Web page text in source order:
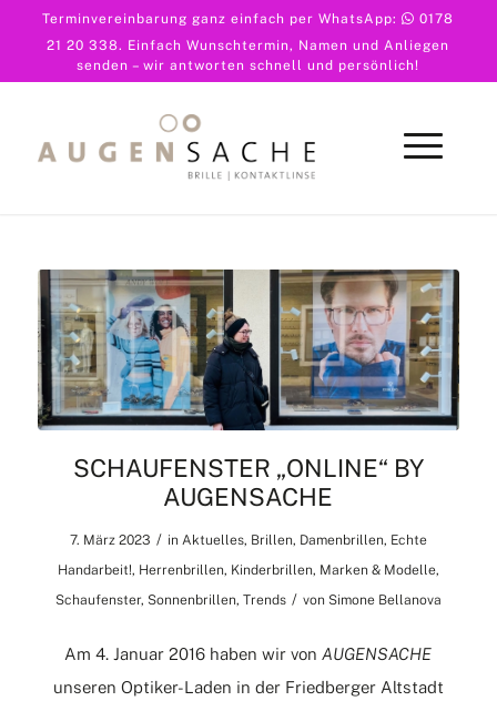
Terminvereinbarung ganz einfach per WhatsApp:
0178
21 20 338. Einfach Wunschtermin, Namen und Anliegen
senden – wir antworten schnell und persönlich!
SCHAUFENSTER „ONLINE“ BY
AUGENSACHE
7. März 2023 / in Aktuelles, Brillen, Damenbrillen, Echte
Handarbeit!, Herrenbrillen, Kinderbrillen, Marken & Modelle,
Schaufenster, Sonnenbrillen, Trends / von Simone Bellanova
Am 4. Januar 2016 haben wir vonAUGENSACHE
unseren Optiker-Laden in der Friedberger Altstadt